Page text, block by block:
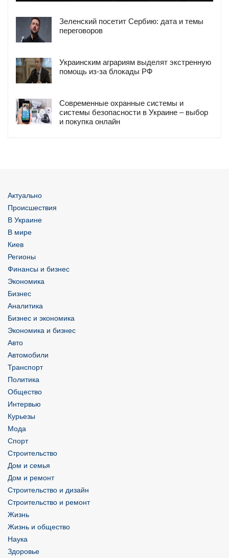
Зеленский посетит Сербию: дата и темы
переговоров
Украинским аграриям выделят экстренную
помощь из-за блокады РФ
Современные охранные системы и
системы безопасности в Украине – выбор
и покупка онлайн
Актуально
Происшествия
В Украине
В мире
Киев
Регионы
Финансы и бизнес
Экономика
Бизнес
Аналитика
Бизнес и экономика
Экономика и бизнес
Авто
Автомобили
Транспорт
Политика
Общество
Интервью
Курьезы
Мода
Спорт
Строительство
Дом и семья
Дом и ремонт
Строительство и дизайн
Строительство и ремонт
Жизнь
Жизнь и общество
Наука
Здоровье